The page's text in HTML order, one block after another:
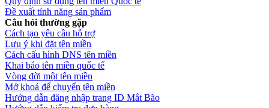
Đề xuất tính năng sản phẩm
Câu hỏi thường gặp
Cách tạo yêu cầu hỗ trợ
Lưu ý khi đặt tên miền
Cách cấu hình DNS tên miền
Khai báo tên miền quốc tế
Vòng đời một tên miền
Mở khoá để chuyển tên miền
Hướng dẫn đăng nhập trang ID Mắt Bão